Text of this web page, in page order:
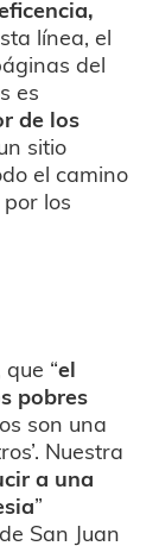
línea, el
del
es
de los
sitio
el camino
los
“el
pobres
son una
Nuestra
a una
”
San Juan